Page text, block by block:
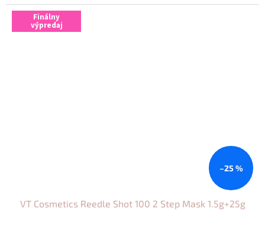
Finálny
výpredaj
–25 %
VT Cosmetics Reedle Shot 100 2 Step Mask 1.5g+25g